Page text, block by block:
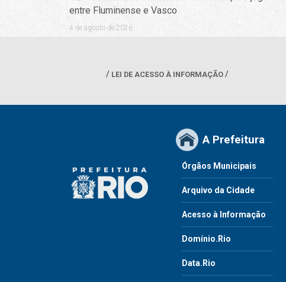
entre Fluminense e Vasco
4 de agosto de 2026
LEI DE ACESSO À INFORMAÇÃO
A Prefeitura
Órgãos Municipais
Arquivo da Cidade
Acesso à Informação
Domínio.Rio
Data.Rio